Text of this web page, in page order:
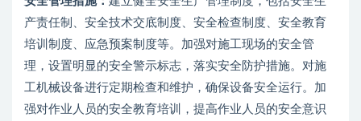
产责任制、安全技术交底制度、安全检查制度、安全教育
培训制度、应急预案制度等。加强对施工现场的安全管
理，设置明显的安全警示标志，落实安全防护措施。对施
工机械设备进行定期检查和维护，确保设备安全运行。加
强对作业人员的安全教育培训，提高作业人员的安全意识